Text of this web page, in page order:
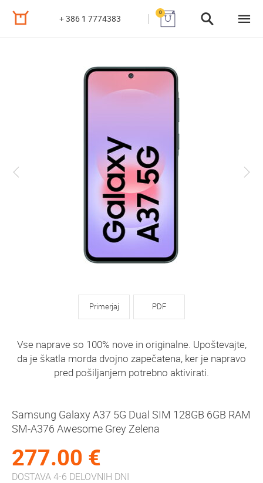
+ 386 1 7774383
0
Primerjaj PDF
Vse naprave so 100% nove in originalne. Upoštevajte,
da je škatla morda dvojno zapečatena, ker je napravo
pred pošiljanjem potrebno aktivirati.
Samsung Galaxy A37 5G Dual SIM 128GB 6GB RAM
SM-A376 Awesome Grey Zelena
277.00 €
DOSTAVA 4-6 DELOVNIH DNI